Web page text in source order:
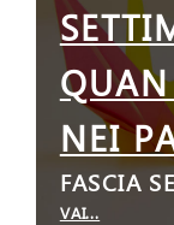
NEI
FASCIA
VAI...